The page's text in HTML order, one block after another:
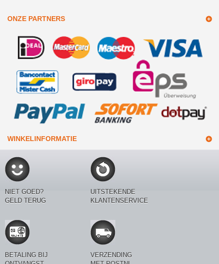
ONZE PARTNERS
WINKELINFORMATIE
NIET GOED?
GELD TERUG
UITSTEKENDE
KLANTENSERVICE
BETALING BIJ
VERZENDING